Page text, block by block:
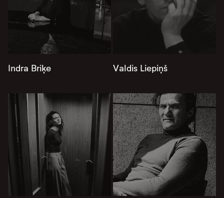
Indra Briķe Valdis Liepiņš